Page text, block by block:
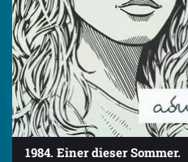
1984. Einer dieser Sommer.